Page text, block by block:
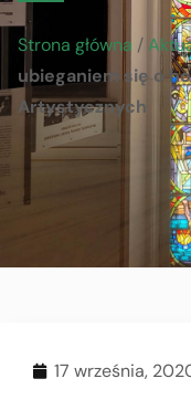
Strona główna /
ubieganiem się o
Artystycznych
17 września,